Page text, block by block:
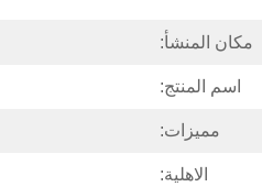
مكان المنشأ:
اسم المنتج:
مميزات:
الاهلية: